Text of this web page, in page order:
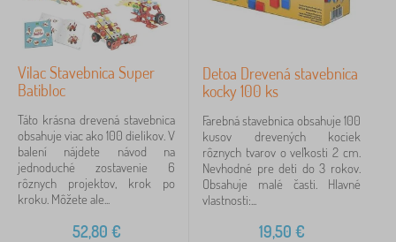
Vilac Stavebnica Super
Batibloc
Táto krásna drevená stavebnica
obsahuje viac ako 100 dielikov. V
balení nájdete návod na
jednoduché zostavenie 6
rôznych projektov, krok po
kroku. Môžete ale...
52,80 €
Detoa Drevená stavebnica
kocky 100 ks
Farebná stavebnica obsahuje 100
kusov drevených kociek
rôznych tvarov o veľkosti 2 cm.
Nevhodné pre deti do 3 rokov.
Obsahuje malé časti. Hlavné
vlastnosti:...
19,50 €